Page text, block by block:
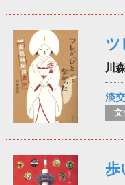
ツ
川
淡
文
歩